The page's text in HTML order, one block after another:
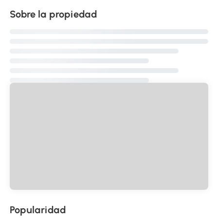
Sobre la propiedad
Popularidad